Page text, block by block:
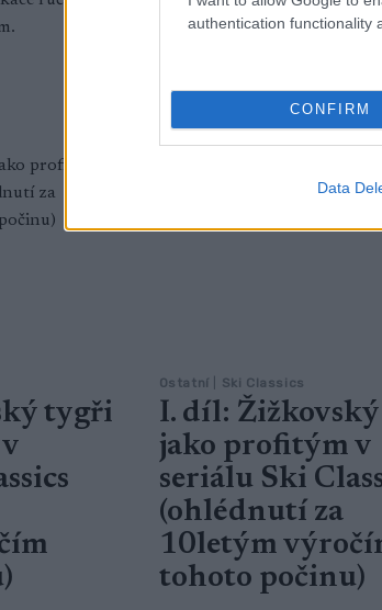
authentication functionality
CONFIRM
Data
tygři
Ostatní Ski Classics
I. díl:
jako profitým v
seriálu Ski
(ohlédnutí za
10letým
tohoto počinu)